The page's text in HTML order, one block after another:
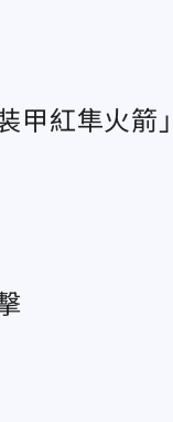
甲紅隼火箭